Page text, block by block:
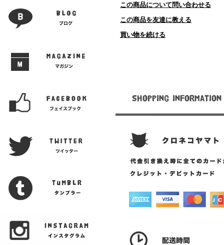
この商品について問い合わせる
この商品を友達に教える
買い物を続ける